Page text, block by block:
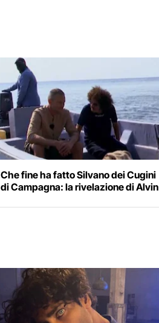
Che fine ha fatto Silvano dei Cugini
di Campagna: la rivelazione di Alvin